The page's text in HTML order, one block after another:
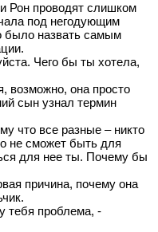
Рон проводят слишком
под негодующим
было назвать самым
Чего бы ты хотела,
возможно, она просто
сын узнал термин
что все разные – никто
не сможет быть для
для нее ты. Почему бы
причина, почему она
тебя проблема, -